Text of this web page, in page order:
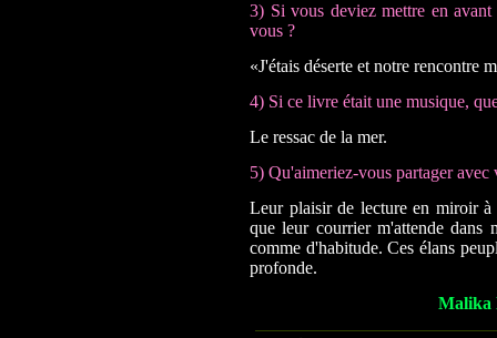
3) Si vous deviez mettre en
vous ?
«J'étais déserte et notre rencontre
4) Si ce livre était une musique,
Le ressac de la mer.
5) Qu'aimeriez-vous partager
Leur plaisir de lecture en miroir
que leur courrier m'attende dans
comme d'habitude. Ces élans
profonde.
Malika